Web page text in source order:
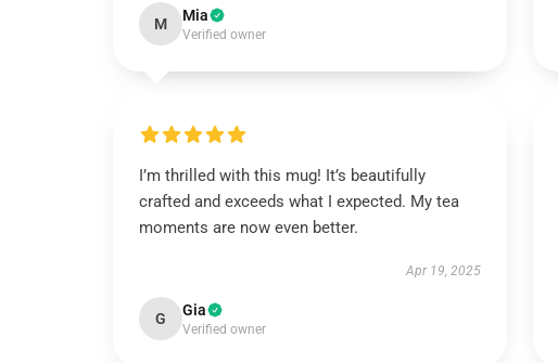
M Mia
Verified owner
I’m thrilled with this mug! It’s beautifully
crafted and exceeds what I expected. My tea
moments are now even better.
Apr 19, 2025
G Gia
Verified owner